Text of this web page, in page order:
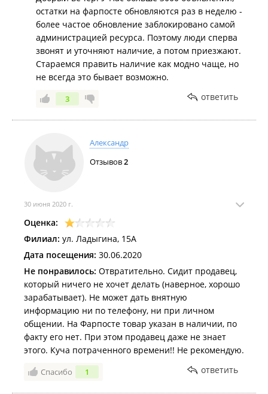
остатки на фарпосте обновляются раз в неделю -
более частое обновление заблокировано самой
администрацией ресурса. Поэтому люди сперва
звонят и уточняют наличие, а потом приезжают.
Стараемся править наличие как модно чаще, но
не всегда это бывает возможно.
3 ответить
Александр
Отзывов2
30 июня 2020 г.
Оценка:
Филиал: ул. Ладыгина, 15А
Дата посещения: 30.06.2020
Не понравилось: Отвратительно. Сидит продавец,
который ничего не хочет делать (наверное, хорошо
зарабатывает). Не может дать внятную
информацию ни по телефону, ни при личном
общении. На Фарпосте товар указан в наличии, по
факту его нет. При этом продавец даже не знает
этого. Куча потраченного времени!! Не рекомендую.
Спасибо 1 ответить